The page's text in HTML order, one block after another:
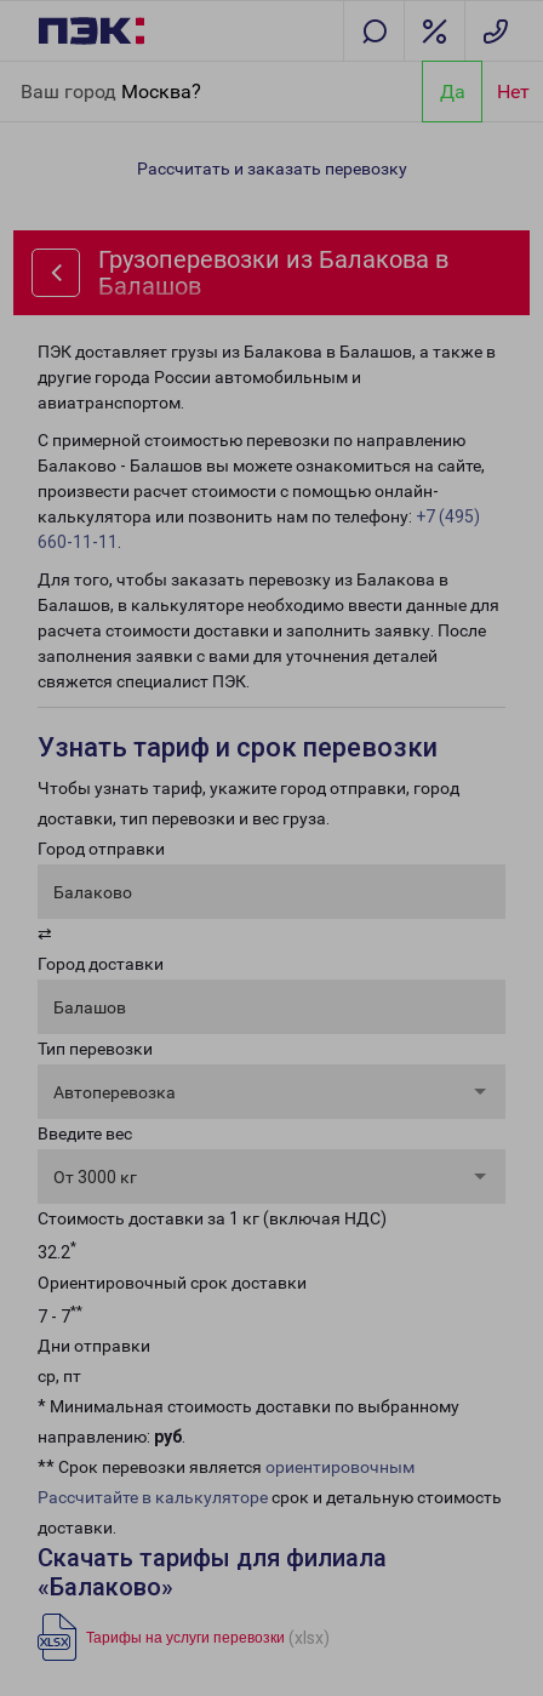
Ваш город Москва? Да Нет
Балашов
Рассчитать и заказать перевозку
Грузоперевозки из Балакова в
Балашов
ПЭК доставляет грузы из Балакова в Балашов, а также в
другие города России автомобильным и
авиатранспортом.
С примерной стоимостью перевозки по направлению
Балаково - Балашов вы можете ознакомиться на сайте,
произвести расчет стоимости с помощью онлайн-
калькулятора или позвонить нам по телефону: +7 (495)
660-11-11
Для того, чтобы заказать перевозку из Балакова в
Балашов, в калькуляторе необходимо ввести данные для
расчета стоимости доставки и заполнить заявку. После
заполнения заявки с вами для уточнения деталей
свяжется специалист ПЭК.
Узнать тариф и срок перевозки
Чтобы узнать тариф, укажите город отправки, город
доставки, тип перевозки и вес груза.
Город отправки
Балаково
⇄
Город доставки
Балашов
Тип перевозки
Автоперевозка
Введите вес
От 3000 кг
Стоимость доставки за 1 кг (включая НДС)
32.2*
Ориентировочный срок доставки
7 - 7**
Дни отправки
ср, пт
* Минимальная стоимость доставки по выбранному
направлению: руб.
** Срок перевозки является ориентировочным
Рассчитайте в калькуляторесрок и детальную стоимость
доставки.
Скачать тарифы для филиала
«Балаково»
Тарифы на услуги перевозки (xlsx)